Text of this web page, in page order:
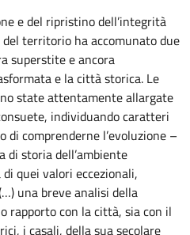
e del ripristino dell’integrità
territorio ha accomunato due
superstite e ancora
e la città storica. Le
state attentamente allargate
individuando caratteri
di comprenderne l’evoluzione –
di storia dell’ambiente
quei valori eccezionali,
una breve analisi della
rapporto con la città, sia con il
i casali, della sua secolare